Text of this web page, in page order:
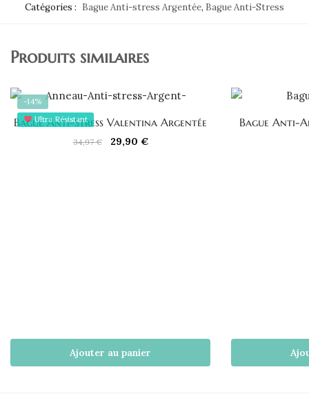
Catégories : Bague Anti-stress Argentée, Bague Anti-Stress
Produits similaires
-14%
Ultra Résistant
Bague Anti-Stress Valentina Argentée
34,97€
Le
29,90 €Le
Ajouter au panier
Bague Anti-